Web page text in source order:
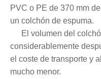
PVC o PE de 370 mm
un colchón de espuma.
El volumen del
considerablemente
el coste de transporte y
mucho menor.